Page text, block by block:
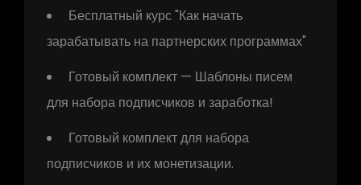
Бесплатный курс "Как начать
зарабатывать на партнерских программах"
Готовый комплект — Шаблоны писем
для набора подписчиков и заработка!
Готовый комплект для набора
подписчиков и их монетизации.